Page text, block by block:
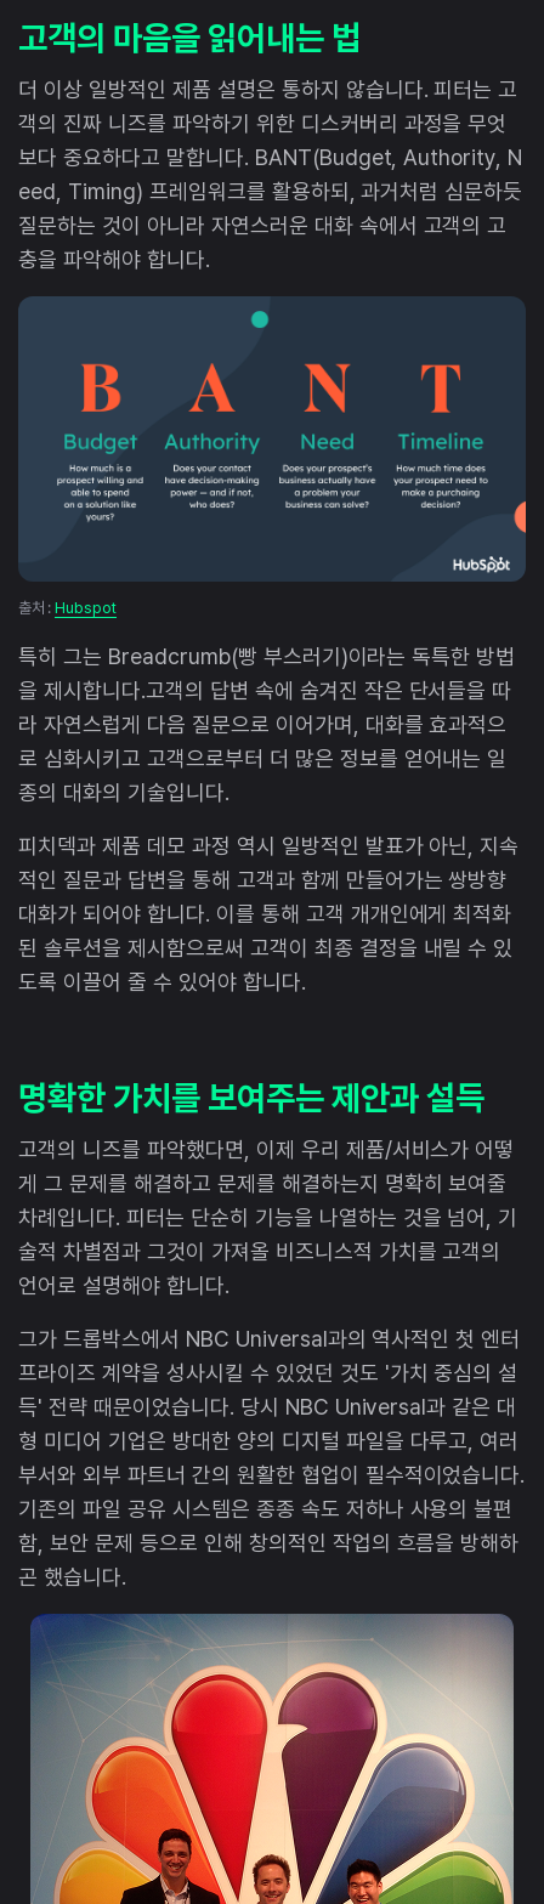
고객의 마음을 읽어내는 법
더 이상 일방적인 제품 설명은 통하지 않습니다. 피터는 고
객의 진짜 니즈를 파악하기 위한 디스커버리 과정을 무엇
보다 중요하다고 말합니다. BANT(Budget, Authority, N
eed, Timing) 프레임워크를 활용하되, 과거처럼 심문하듯
질문하는 것이 아니라 자연스러운 대화 속에서 고객의 고
충을 파악해야 합니다.
출처 : Hubspot
특히 그는 Breadcrumb(빵 부스러기)이라는 독특한 방법
을 제시합니다.고객의 답변 속에 숨겨진 작은 단서들을 따
라 자연스럽게 다음 질문으로 이어가며, 대화를 효과적으
로 심화시키고 고객으로부터 더 많은 정보를 얻어내는 일
종의 대화의 기술입니다.
피치덱과 제품 데모 과정 역시 일방적인 발표가 아닌, 지속
적인 질문과 답변을 통해 고객과 함께 만들어가는 쌍방향
대화가 되어야 합니다. 이를 통해 고객 개개인에게 최적화
된 솔루션을 제시함으로써 고객이 최종 결정을 내릴 수 있
도록 이끌어 줄 수 있어야 합니다.
명확한 가치를 보여주는 제안과 설득
고객의 니즈를 파악했다면, 이제 우리 제품/서비스가 어떻
게 그 문제를 해결하고 문제를 해결하는지 명확히 보여줄
차례입니다. 피터는 단순히 기능을 나열하는 것을 넘어, 기
술적 차별점과 그것이 가져올 비즈니스적 가치를 고객의
언어로 설명해야 합니다.
그가 드롭박스에서 NBC Universal과의 역사적인 첫 엔터
프라이즈 계약을 성사시킬 수 있었던 것도 '가치 중심의 설
득' 전략 때문이었습니다. 당시 NBC Universal과 같은 대
형 미디어 기업은 방대한 양의 디지털 파일을 다루고, 여러
부서와 외부 파트너 간의 원활한 협업이 필수적이었습니다.
기존의 파일 공유 시스템은 종종 속도 저하나 사용의 불편
함, 보안 문제 등으로 인해 창의적인 작업의 흐름을 방해하
곤 했습니다.